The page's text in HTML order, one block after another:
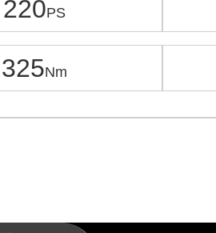
220
325